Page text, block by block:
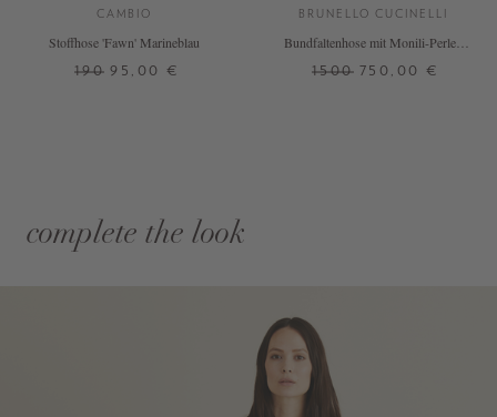
CAMBIO
Stoffhose 'Fawn' Marineblau
190 95,00 €
BRUNELLO CUCINELLI
Bundfaltenhose mit Monili-Perlen
1500 750,00 €
complete the look